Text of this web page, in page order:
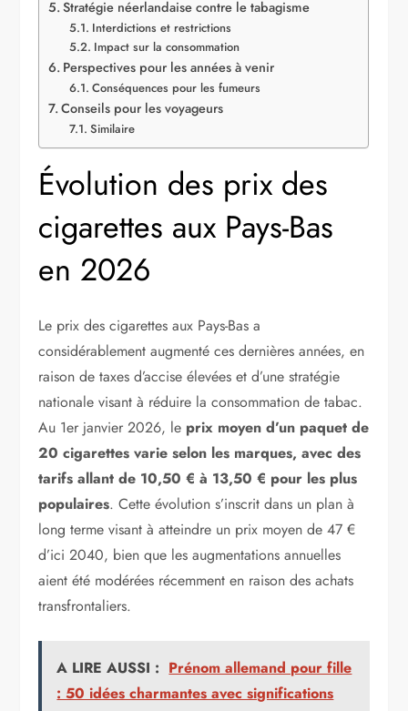
Stratégie néerlandaise contre le tabagisme
Interdictions et restrictions
Impact sur la consommation
Perspectives pour les années à venir
Conséquences pour les fumeurs
Conseils pour les voyageurs
Similaire
Évolution des prix des
cigarettes aux Pays-Bas
en 2026
Le prix des cigarettes aux Pays-Bas a
considérablement augmenté ces dernières années, en
raison de taxes d’accise élevées et d’une stratégie
nationale visant à réduire la consommation de tabac.
Au 1er janvier 2026, le prix moyen d’un paquet de
20 cigarettes varie selon les marques, avec des
tarifs allant de 10,50 € à 13,50 € pour les plus
populaires. Cette évolution s’inscrit dans un plan à
long terme visant à atteindre un prix moyen de 47 €
d’ici 2040, bien que les augmentations annuelles
aient été modérées récemment en raison des achats
transfrontaliers.
A LIRE AUSSI : Prénom allemand pour fille
: 50 idées charmantes avec significations